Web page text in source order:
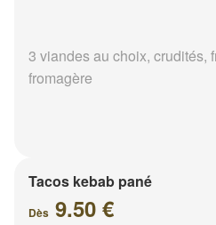
3 viandes au choix, crudités,
fromagère
Tacos kebab pané
Dès 9.50 €